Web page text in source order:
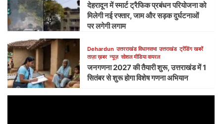
देहरादून में स्मार्ट ट्रैफिक प्रबंधन परियोजना को
मिलेगी नई रफ्तार, जाम और सड़क दुर्घटनाओं
पर लगेगी लगाम
Dehardun उत्तरराखंड विधानसभा उत्तराखंड ट्रेंडिंग खबरें
ताज़ा ख़बर न्यूज़ सोशल मीडिया वायरल
जनगणना 2027 की तैयारी शुरू, उत्तराखंड में 1
सितंबर से शुरू होगा विशेष गणना अभियान